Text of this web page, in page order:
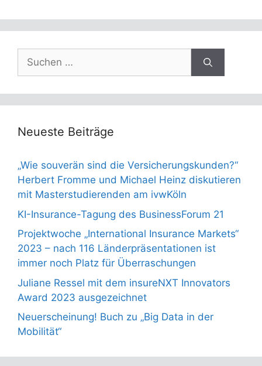
Suchen
nach:
Neueste Beiträge
„Wie souverän sind die Versicherungskunden?“
Herbert Fromme und Michael Heinz diskutieren
mit Masterstudierenden am ivwKöln
KI-Insurance-Tagung des BusinessForum 21
Projektwoche „International Insurance Markets“
2023 – nach 116 Länderpräsentationen ist
immer noch Platz für Überraschungen
Juliane Ressel mit dem insureNXT Innovators
Award 2023 ausgezeichnet
Neuerscheinung! Buch zu „Big Data in der
Mobilität“